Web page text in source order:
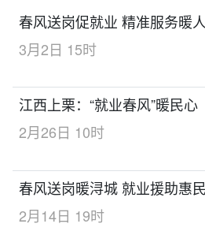
春风送岗促就业 精准服务暖
3月2日 15时
江西上栗：“就业春风”暖民心
2月26日 10时
春风送岗暖浔城 就业援助惠
2月14日 19时